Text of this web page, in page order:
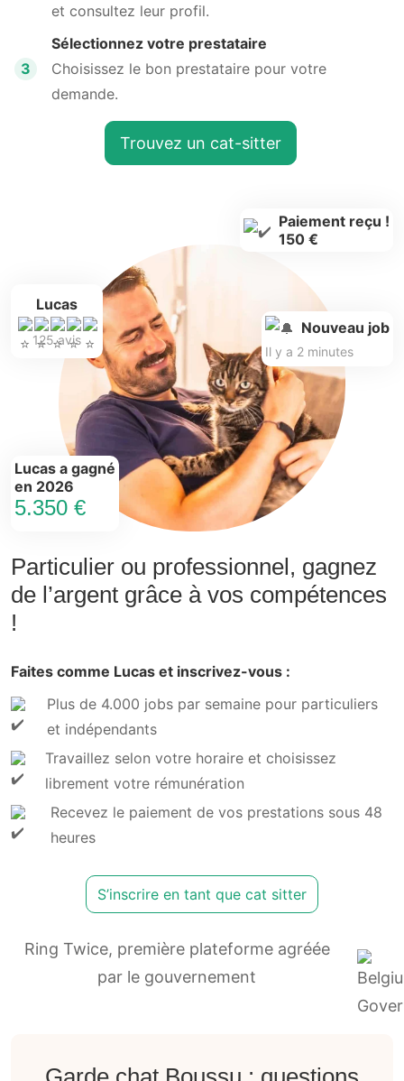
et consultez leur profil.
3
Sélectionnez votre prestataire
Choisissez le bon prestataire pour votre
demande.
Trouvez un cat-sitter
Particulier ou professionnel, gagnez
de l’argent grâce à vos compétences
!
Faites comme Lucas et inscrivez-vous :
Plus de 4.000 jobs par semaine pour particuliers
et indépendants
Travaillez selon votre horaire et choisissez
librement votre rémunération
Recevez le paiement de vos prestations sous 48
heures
S’inscrire en tant que cat sitter
Lucas
125 avis
Lucas a gagné
en 2026
5.350 €
Paiement reçu !
150 €
Nouveau job
Il y a 2 minutes
Ring Twice, première plateforme agréée
par le gouvernement